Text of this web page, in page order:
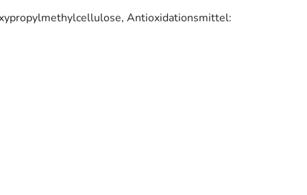
Antioxidationsmittel: